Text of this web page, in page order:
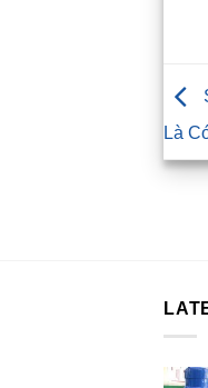
Là